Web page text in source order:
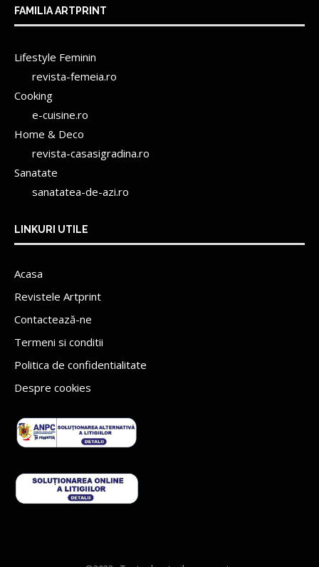
FAMILIA ARTPRINT
Lifestyle Feminin
revista-femeia.ro
Cooking
e-cuisine.ro
Home & Deco
revista-casasigradina.ro
Sanatate
sanatatea-de-azi.ro
LINKURI UTILE
Acasa
Revistele Artprint
Contactează-ne
Termeni si conditii
Politica de confidentialitate
Despre cookies